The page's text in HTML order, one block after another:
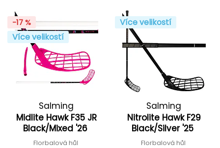
-17 %
Více velikostí
Salming
Midlite Hawk F35 JR
Black/Mixed '26
Florbalová hůl
Více velikostí
Salming
Nitrolite Hawk F29
Black/Silver '25
Florbalová hůl